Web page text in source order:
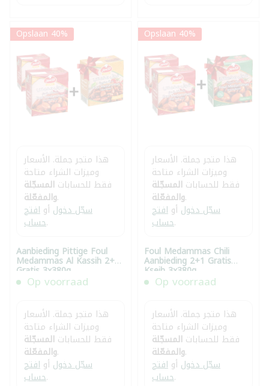
Opslaan 40%
هذا متجر جملة. الأسعار
وميزات الشراء متاحة
فقط للحسابات المسجّلة
والمفعّلة.
سجّل دخول أو افتح
حساب.
Aanbieding Pittige Foul
Medammas Al Kassih 2+1
Gratis 3x380g
Op voorraad
هذا متجر جملة. الأسعار
وميزات الشراء متاحة
فقط للحسابات المسجّلة
والمفعّلة.
سجّل دخول أو افتح
حساب.
Opslaan 40%
هذا متجر جملة. الأسعار
وميزات الشراء متاحة
فقط للحسابات المسجّلة
والمفعّلة.
سجّل دخول أو افتح
حساب.
Foul Medammas Chili
Aanbieding 2+1 Gratis
Kseih 3x380g
Op voorraad
هذا متجر جملة. الأسعار
وميزات الشراء متاحة
فقط للحسابات المسجّلة
والمفعّلة.
سجّل دخول أو افتح
حساب.